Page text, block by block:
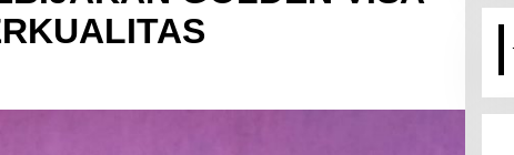
c
r